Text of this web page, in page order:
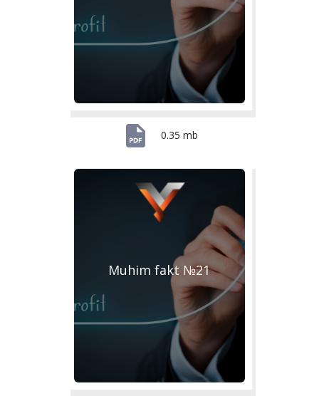
0.35 mb
Muhim fakt №21